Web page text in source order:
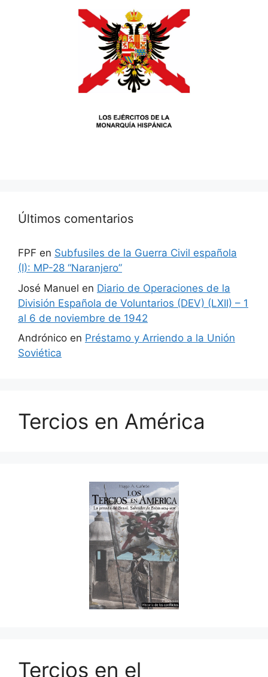
Últimos comentarios
FPF en Subfusiles de la Guerra Civil española
(I): MP-28 “Naranjero”
José Manuel en Diario de Operaciones de la
División Española de Voluntarios (DEV) (LXII) – 1
al 6 de noviembre de 1942
Andrónico en Préstamo y Arriendo a la Unión
Soviética
Tercios en América
Tercios en el